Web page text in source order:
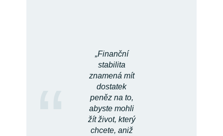
„Finanční
stabilita
znamená mít
dostatek
peněz na to,
abyste mohli
žít život, který
chcete, aniž